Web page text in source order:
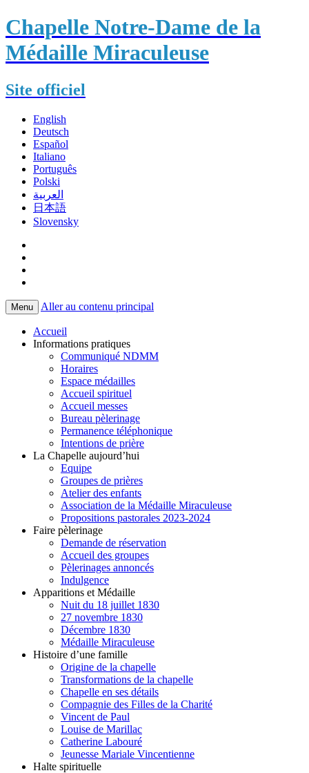
Chapelle Notre-Dame de la
Médaille Miraculeuse
Site officiel
English
Deutsch
Español
Italiano
Português
Polski
العربية
日本語
Slovensky
Menu Aller au contenu principal
Accueil
Informations pratiques
Communiqué NDMM
Horaires
Espace médailles
Accueil spirituel
Accueil messes
Bureau pèlerinage
Permanence téléphonique
Intentions de prière
La Chapelle aujourd’hui
Equipe
Groupes de prières
Atelier des enfants
Association de la Médaille Miraculeuse
Propositions pastorales 2023-2024
Faire pèlerinage
Demande de réservation
Accueil des groupes
Pèlerinages annoncés
Indulgence
Apparitions et Médaille
Nuit du 18 juillet 1830
27 novembre 1830
Décembre 1830
Médaille Miraculeuse
Histoire d’une famille
Origine de la chapelle
Transformations de la chapelle
Chapelle en ses détails
Compagnie des Filles de la Charité
Vincent de Paul
Louise de Marillac
Catherine Labouré
Jeunesse Mariale Vincentienne
Halte spirituelle